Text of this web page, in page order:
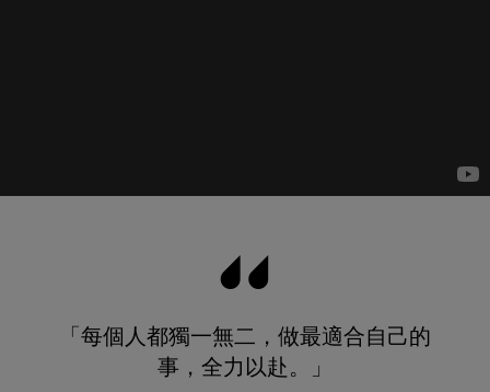
「每個人都獨一無二，做最適合自己的
事，全力以赴。」